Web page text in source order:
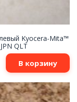
Kyocera-Mita™
QLT
В корзину